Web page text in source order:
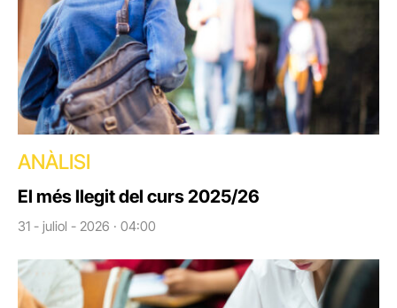
ANÀLISI
El més llegit del curs 2025/26
31 - juliol - 2026 · 04:00